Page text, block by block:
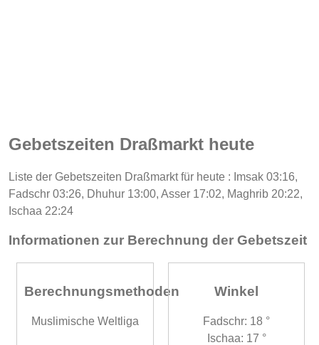
Gebetszeiten Draßmarkt heute
Liste der Gebetszeiten Draßmarkt für heute : Imsak 03:16,
Fadschr 03:26, Dhuhur 13:00, Asser 17:02, Maghrib 20:22,
Ischaa 22:24
Informationen zur Berechnung der Gebetszeit
Berechnungsmethoden
Muslimische Weltliga
Winkel
Fadschr: 18 °
Ischaa: 17 °